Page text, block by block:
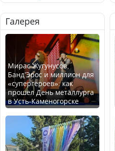
Казахстан возглавил
рейтинг благополучия
среди стран Центральной
Азии
Будут ли представлены
интересы регионов в
Курултае?
Галерея
Мирас Жугунусов,
Банд’Эрос и миллион для
«супергероев»: как
прошел День металлурга
в Усть-Каменогорске